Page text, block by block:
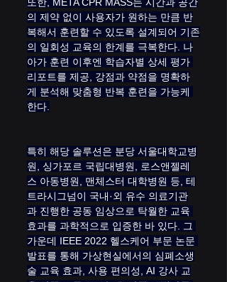
또한, META CPR MASS는 시간과 공간
의 제약 없이 사용자가 원하는 만큼 반
복해서 훈련할 수 있도록 설계되어 기존
의 일회성 교육의 한계를 극복한다. 나
아가 훈련 이후엔 학습자별 상세 평가
리포트를 제공, 강점과 약점을 명확하
게 분석해 맞춤형 반복 훈련을 가능케
한다.
특히 해당 솔루션은 분당 서울대학교병
원, 싱가포르 국립대병원, 로스앤젤레
스 아동병원, 맨체스터 대학병원 등, 테
트라시그넘이 국내·외 유수 의료기관
과 진행한 공동 임상으로 탁월한 교육
효과를 과학적으로 입증한 바 있다. 그
가운데 IEEE 2022 헬스케어 부문 논문
발표를 통해 가상현실에서의 심폐소생
술 교육 효과, 사용 편의성, AI 강사 교